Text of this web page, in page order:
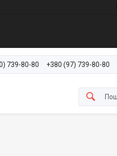
739-80-80 +380 (97) 739-80-80